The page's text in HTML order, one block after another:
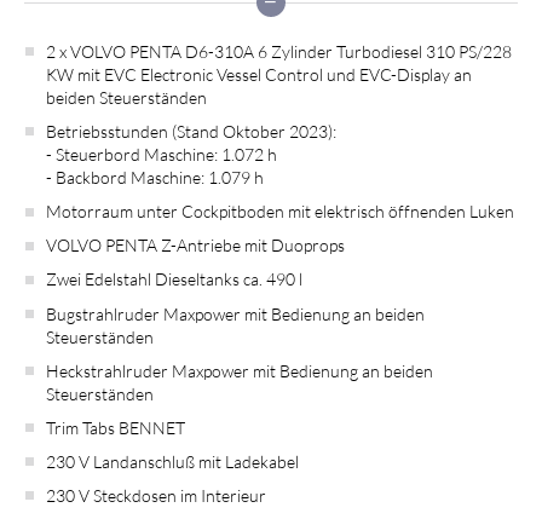
2 x VOLVO PENTA D6-310A 6 Zylinder Turbodiesel 310 PS/228
KW mit EVC Electronic Vessel Control und EVC-Display an
beiden Steuerständen
Betriebsstunden (Stand Oktober 2023):
- Steuerbord Maschine: 1.072 h
- Backbord Maschine: 1.079 h
Motorraum unter Cockpitboden mit elektrisch öffnenden Luken
VOLVO PENTA Z-Antriebe mit Duoprops
Zwei Edelstahl Dieseltanks ca. 490 l
Bugstrahlruder Maxpower mit Bedienung an beiden
Steuerständen
Heckstrahlruder Maxpower mit Bedienung an beiden
Steuerständen
Trim Tabs BENNET
230 V Landanschluß mit Ladekabel
230 V Steckdosen im Interieur